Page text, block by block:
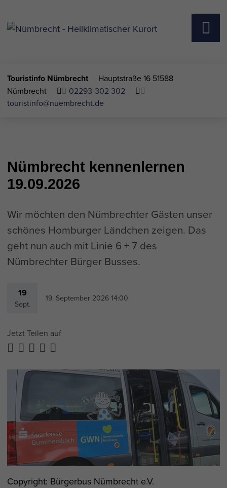
Touristinfo Nümbrecht Hauptstraße 16 51588
Nümbrecht
02293-302 302
touristinfo@nuembrecht.de
Nümbrecht kennenlernen
19.09.2026
Wir möchten den Nümbrechter Gästen unser
schönes Homburger Ländchen zeigen. Das
geht nun auch mit Linie 6 + 7 des
Nümbrechter Bürger Busses.
19
Sept.
19. September 2026 14:00
Jetzt Teilen auf
Copyright: Bürgerbus Nümbrecht e.V.